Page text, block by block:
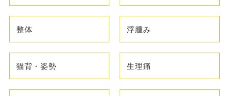
整体 浮腫み
猫背・姿勢 生理痛